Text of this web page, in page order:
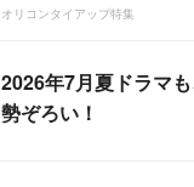
オリコンタイアップ特集
2026年7月夏ドラマ
勢ぞろい！